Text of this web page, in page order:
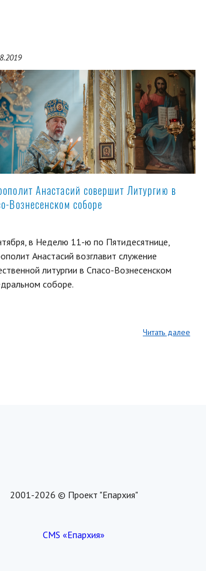
Анастасий совершит Литургию в
Вознесенском соборе
в Неделю 11-ю по Пятидесятнице,
Анастасий возглавит служение
литургии в Спасо-Вознесенском
соборе.
Читать далее
2001-2026 © Проект "Епархия"
CMS «Епархия»